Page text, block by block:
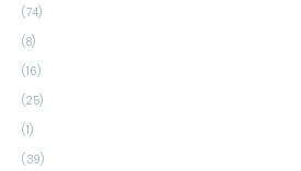
(74)
(8)
(16)
(25)
(1)
(39)